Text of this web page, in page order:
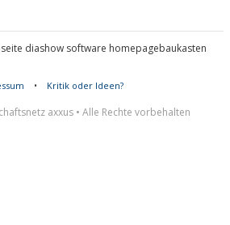
diashow software homepagebaukasten
• Kritik oder Ideen?
axxus • Alle Rechte vorbehalten